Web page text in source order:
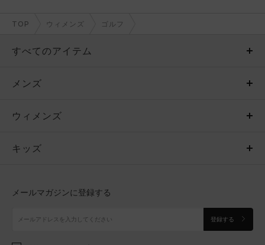
TOP ウィメンズ ゴルフ
すべてのアイテム
メンズ
ウィメンズ
キッズ
アクセサリー
メンズ
トップス
ボトムス
アクセサリー
ウィメンズ
トップス
シューズ
キッズ
メールマガジンに登録する
登録する